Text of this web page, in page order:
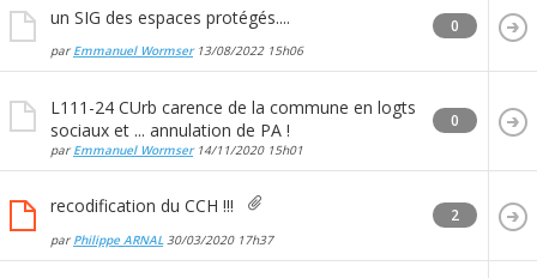
un SIG des espaces protégés....
par Emmanuel Wormser13/08/2022 15h06
0
L111-24 CUrb carence de la commune en logts
sociaux et ... annulation de PA !
par Emmanuel Wormser14/11/2020 15h01
0
recodification du CCH !!!
par Philippe ARNAL 30/03/2020 17h37
2